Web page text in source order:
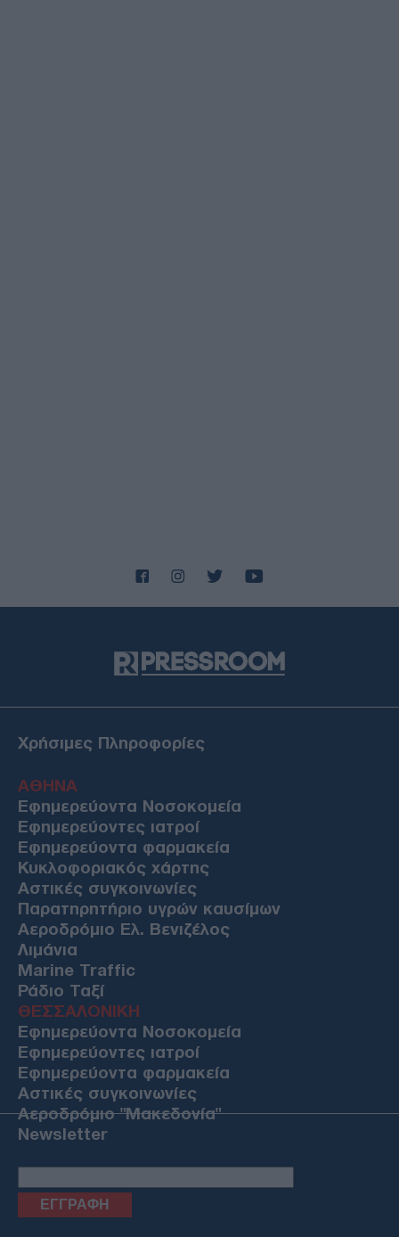
Χρήσιμες Πληροφορίες
ΑΘΗΝΑ
Εφημερεύοντα Νοσοκομεία
Εφημερεύοντες ιατροί
Εφημερεύοντα φαρμακεία
Κυκλοφοριακός χάρτης
Αστικές συγκοινωνίες
Παρατηρητήριο υγρών καυσίμων
Αεροδρόμιο Ελ. Βενιζέλος
Λιμάνια
Marine Traffic
Ράδιο Ταξί
ΘΕΣΣΑΛΟΝΙΚΗ
Εφημερεύοντα Νοσοκομεία
Εφημερεύοντες ιατροί
Εφημερεύοντα φαρμακεία
Αστικές συγκοινωνίες
Αεροδρόμιο "Μακεδονία"
Newsletter